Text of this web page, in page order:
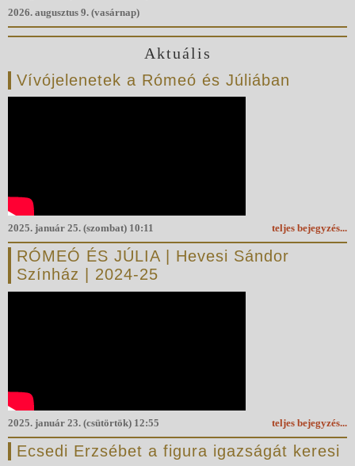
2026. augusztus 9. (vasárnap)
Aktuális
Vívójelenetek a Rómeó és Júliában
teljes bejegyzés...
2025. január 25. (szombat) 10:11
RÓMEÓ ÉS JÚLIA | Hevesi Sándor
Színház | 2024-25
teljes bejegyzés...
2025. január 23. (csütörtök) 12:55
Ecsedi Erzsébet a figura igazságát keresi